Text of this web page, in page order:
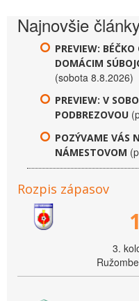
Najnovšie
PREVIEW:
DOMÁCIM
(sobota 8.8.2026)
PREVIEW: V
PODBREZOVOU
POZÝVAME VÁS
NÁMESTOVOM
Rozpis zápasov
3.